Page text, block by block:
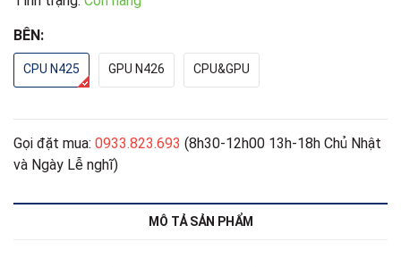
BÊN:
CPU N425 GPU N426 CPU&GPU
Gọi đặt mua: 0933.823.693 (8h30-12h00 13h-18h Chủ Nhật
và Ngày Lễ nghĩ)
MÔ TẢ SẢN PHẨM